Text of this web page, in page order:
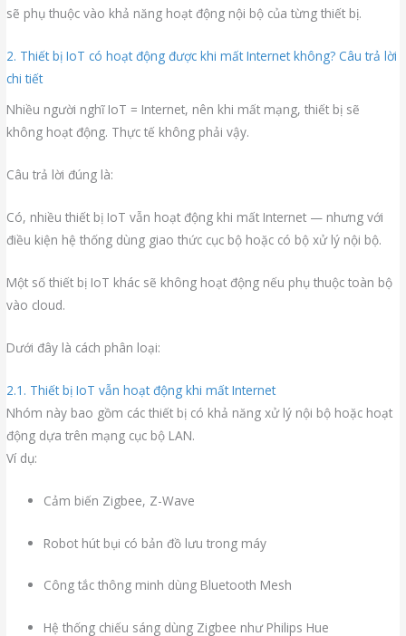
sẽ phụ thuộc vào khả năng hoạt động nội bộ của từng thiết bị.
2. Thiết bị IoT có hoạt động được khi mất Internet không? Câu trả lời
chi tiết
Nhiều người nghĩ IoT = Internet, nên khi mất mạng, thiết bị sẽ
không hoạt động. Thực tế không phải vậy.
Câu trả lời đúng là:
Có, nhiều thiết bị IoT vẫn hoạt động khi mất Internet — nhưng với
điều kiện hệ thống dùng giao thức cục bộ hoặc có bộ xử lý nội bộ.
Một số thiết bị IoT khác sẽ không hoạt động nếu phụ thuộc toàn bộ
vào cloud.
Dưới đây là cách phân loại:
2.1. Thiết bị IoT vẫn hoạt động khi mất Internet
Nhóm này bao gồm các thiết bị có khả năng xử lý nội bộ hoặc hoạt
động dựa trên mạng cục bộ LAN.
Ví dụ:
Cảm biến Zigbee, Z-Wave
Robot hút bụi có bản đồ lưu trong máy
Công tắc thông minh dùng Bluetooth Mesh
Hệ thống chiếu sáng dùng Zigbee như Philips Hue